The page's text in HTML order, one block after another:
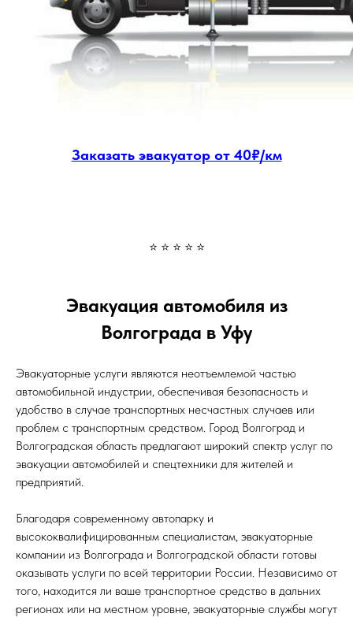
Заказать эвакуатор от 40₽/км
⭐ ⭐ ⭐ ⭐ ⭐
Эвакуация автомобиля из
Волгограда в Уфу
Эвакуаторные услуги являются неотъемлемой частью
автомобильной индустрии, обеспечивая безопасность и
удобство в случае транспортных несчастных случаев или
проблем с транспортным средством. Город Волгоград и
Волгоградская область предлагают широкий спектр услуг по
эвакуации автомобилей и спецтехники для жителей и
предприятий.
Благодаря современному автопарку и
высококвалифицированным специалистам, эвакуаторные
компании из Волгограда и Волгоградской области готовы
оказывать услуги по всей территории России. Независимо от
того, находится ли ваше транспортное средство в дальних
регионах или на местном уровне, эвакуаторные службы могут